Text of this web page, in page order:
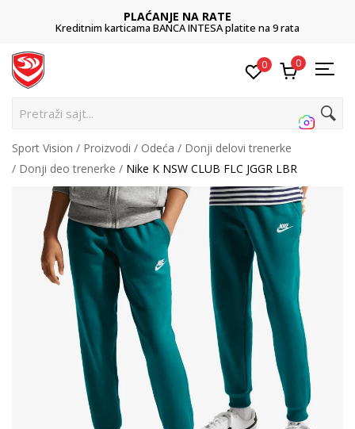
PLAĆANJE NA RATE
Kreditnim karticama BANCA INTESA platite na 9 rata
0 0
P
Sport Vision Proizvodi Odeća
Donji delovi trenerke
Donji deo trenerke
Nike K NSW CLUB FLC JGGR LBR